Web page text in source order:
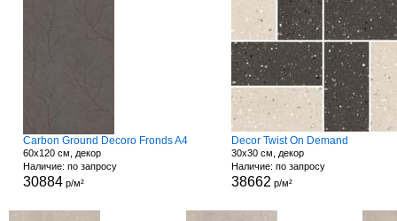
Carbon Ground Decoro Fronds A4
60x120 см, декор
Наличие: по запросу
30884 р/м²
Decor Twist On Demand
30x30 см, декор
Наличие: по запросу
38662 р/м²